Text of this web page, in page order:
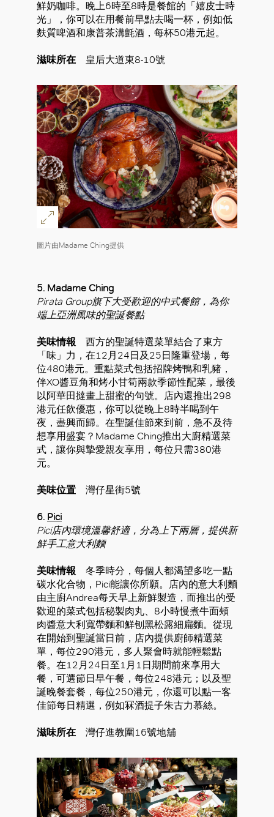
鮮奶咖啡。晚上6時至8時是餐館的「嬉皮士時
光」，你可以在用餐前早點去喝一杯，例如低
麩質啤酒和康普茶溝氈酒，每杯50港元起。
滋味所在 皇后大道東8-10號
圖片由Madame Ching提供
5. Madame Ching
Pirata Group旗下大受歡迎的中式餐館，為你
端上亞洲風味的聖誕餐點
美味情報 西方的聖誕特選菜單結合了東方
「味」力，在12月24日及25日隆重登場，每
位480港元。重點菜式包括招牌烤鴨和乳豬，
伴XO醬豆角和烤小甘筍兩款季節性配菜，最後
以阿華田撻畫上甜蜜的句號。店內還推出298
港元任飲優惠，你可以從晚上8時半喝到午
夜，盡興而歸。在聖誕佳節來到前，急不及待
想享用盛宴？Madame Ching推出大廚精選菜
式，讓你與摯愛親友享用，每位只需380港
元。
美味位置 灣仔星街5號
6. Pici
Pici店內環境溫馨舒適，分為上下兩層，提供新
鮮手工意大利麵
美味情報 冬季時分，每個人都渴望多吃一點
碳水化合物，Pici能讓你所願。店內的意大利麵
由主廚Andrea每天早上新鮮製造，而推出的受
歡迎的菜式包括秘製肉丸、8小時慢煮牛面頰
肉醬意大利寬帶麵和鮮刨黑松露細扁麵。從現
在開始到聖誕當日前，店內提供廚師精選菜
單，每位290港元，多人聚會時就能輕鬆點
餐。在12月24日至1月1日期間前來享用大
餐，可選節日早午餐，每位248港元；以及聖
誕晚餐套餐，每位250港元，你還可以點一客
佳節每日精選，例如冧酒提子朱古力慕絲。
滋味所在 灣仔進教圍16號地舖